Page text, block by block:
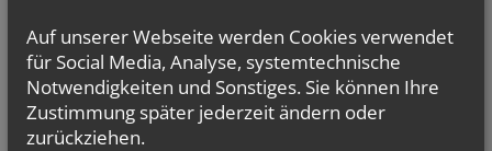
Auf unserer Webseite werden Cookies verwendet
für Social Media, Analyse, systemtechnische
Notwendigkeiten und Sonstiges. Sie können Ihre
Zustimmung später jederzeit ändern oder
zurückziehen.